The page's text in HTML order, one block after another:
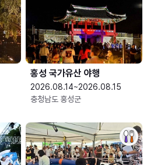
홍성 국가유산 야행
2026.08.14~2026.08.15
충청남도 홍성군